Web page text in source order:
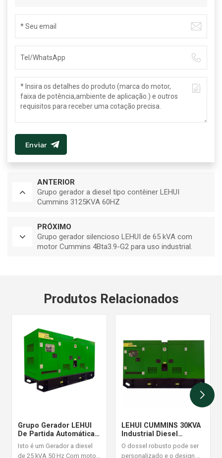
Enviar
ANTERIOR
Grupo gerador a diesel tipo contêiner LEHUI
Cummins 3125KVA 60HZ
PRÓXIMO
Grupo gerador silencioso LEHUI de 65 kVA com
motor Cummins 4Bta3.9-G2 para uso industrial.
Produtos Relacionados
Grupo Gerador LEHUI
De Partida Automática
De 25 KVA Com
Monitoramento Remoto
Isto é um Gerador a diesel
de 25 kVA 50 Hz Com motor
LEHUI CUMMINS 30KVA
Industrial Diesel
Generator Conjunto
O dossel robusto pode ser
personalizado e o design da